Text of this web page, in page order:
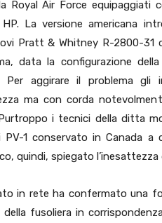
Royal Air Force equipaggiati
La versione americana
Pratt & Whitney R-2800-31
data la configurazione
aggirare il problema gli
ma con corda
i tecnici della ditta
1 conservato in Canada a
quindi, spiegato
in rete ha confermato una
fusoliera in